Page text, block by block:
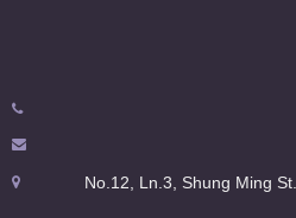
No.12, Ln.3, Shung Ming